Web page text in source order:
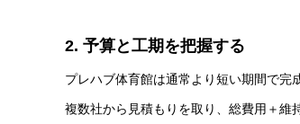
2. 予算と工期を把握する
プレハブ体育館は通常より短い期間で完
複数社から見積もりを取り、総費用＋維